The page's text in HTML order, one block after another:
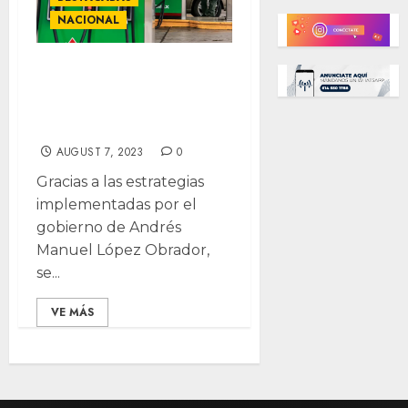
NACIONAL
AUGUST 7, 2023 0
Gracias a las estrategias
implementadas por el
gobierno de Andrés
Manuel López Obrador,
se...
VE MÁS